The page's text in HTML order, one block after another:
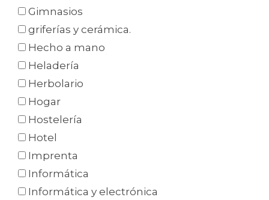
Gimnasios
griferías y cerámica.
Hecho a mano
Heladería
Herbolario
Hogar
Hostelería
Hotel
Imprenta
Informática
Informática y electrónica